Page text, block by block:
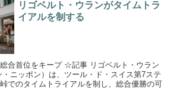
リゴベルト・ウランがタイムトラ
イアルを制する
合首位をキープ ☆記事 リゴベルト・ウラン
・ニッポン）は、ツール・ド・スイス第7ステ
でのタイムトライアルを制し、総合優勝の可